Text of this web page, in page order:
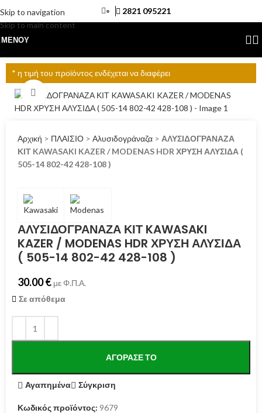
Skip to navigation
Skip to main content
2821 095221
ΜΕΝΟΎ
* η τιμή του προϊόντος ενδέχεται να διαφέρει
Click to enlarge
Αρχική > ΠΛΑΙΣΙΟ > Αλυσιδογράναζα > ΑΛΥΣΙΔΟΓΡΑΝΑΖΑ
ΚΙΤ KAWASAKI KAZER / MODENAS HDR ΧΡΥΣΗ ΑΛΥΣΙΔΑ (
505-14 802-42 428-108 )
ΑΛΥΣΙΔΟΓΡΑΝΑΖΑ ΚΙΤ KAWASAKI
KAZER / MODENAS HDR ΧΡΥΣΗ ΑΛΥΣΙΔΑ
( 505-14 802-42 428-108 )
30.00€ με Φ.Π.Α.
Σε απόθεμα
ΑΓΌΡΑΣΕ ΤΟ
Αγαπημένα Σύγκριση
Κωδικός προϊόντος: 9679